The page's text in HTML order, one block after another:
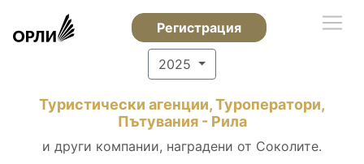
Регистрация
2025
Туристически агенции, Туроператори,
Пътувания - Рила
и други компании, наградени от Соколите.